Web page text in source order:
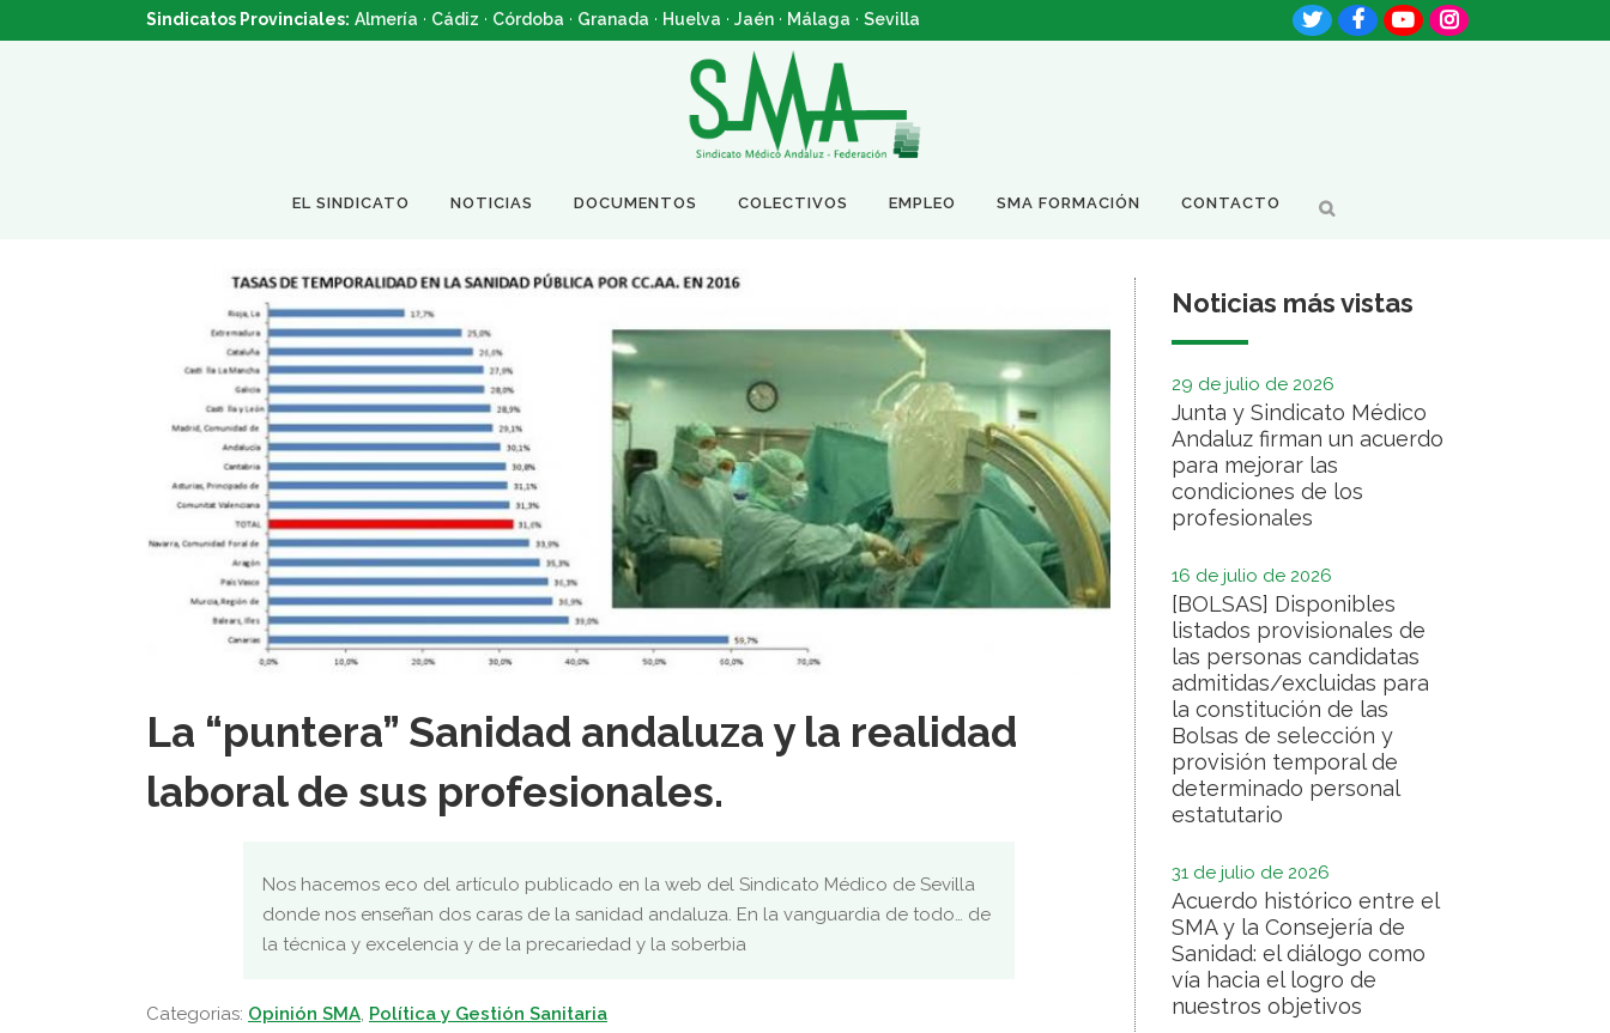
Sindicatos Provinciales: Almería · Cádiz · Córdoba · Granada · Huelva · Jaén · Málaga · Sevilla
EL SINDICATO NOTICIAS DOCUMENTOS COLECTIVOS EMPLEO SMA FORMACIÓN CONTACTO
La “puntera” Sanidad andaluza y la realidad
laboral de sus profesionales.
Nos hacemos eco del artículo publicado en la web del Sindicato Médico de Sevilla
donde nos enseñan dos caras de la sanidad andaluza. En la vanguardia de todo… de
la técnica y excelencia y de la precariedad y la soberbia
Categorias: Opinión SMA, Política y Gestión Sanitaria
Noticias más vistas
29 de julio de 2026
Junta y Sindicato Médico
Andaluz firman un acuerdo
para mejorar las
condiciones de los
profesionales
16 de julio de 2026
[BOLSAS] Disponibles
listados provisionales de
las personas candidatas
admitidas/excluidas para
la constitución de las
Bolsas de selección y
provisión temporal de
determinado personal
estatutario
31 de julio de 2026
Acuerdo histórico entre el
SMA y la Consejería de
Sanidad: el diálogo como
vía hacia el logro de
nuestros objetivos